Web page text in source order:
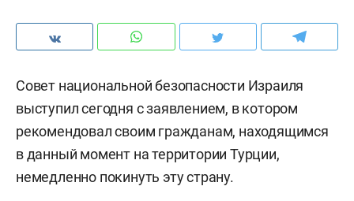
Совет национальной безопасности Израиля
выступил сегодня с заявлением, в котором
рекомендовал своим гражданам, находящимся
в данный момент на территории Турции,
немедленно покинуть эту страну.